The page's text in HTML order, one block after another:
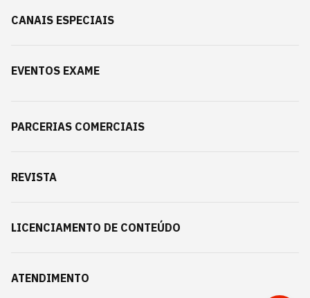
CANAIS ESPECIAIS
EVENTOS EXAME
PARCERIAS COMERCIAIS
REVISTA
LICENCIAMENTO DE CONTEÚDO
ATENDIMENTO